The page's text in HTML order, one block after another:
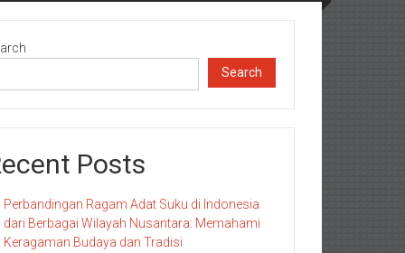
Search
Posts
Perbandingan Ragam Adat Suku di Indonesia
dari Berbagai Wilayah Nusantara: Memahami
Keragaman Budaya dan Tradisi